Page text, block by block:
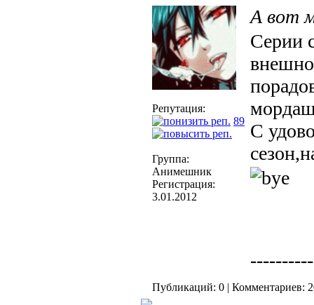
Репутация:
89
Группа:
Анимешник
Регистрация:
3.01.2012
А вот
Серии
С
Публикаций: 0 | Комментариев: